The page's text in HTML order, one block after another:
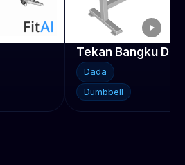
Tekan Bangku
Dada
Dumbbell